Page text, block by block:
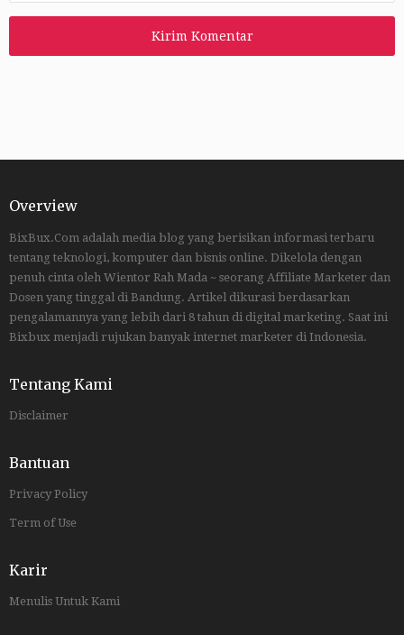
Overview
BixBux.Com adalah media blog yang berisikan informasi terbaru
tentang teknologi, komputer dan bisnis online. Dikelola dengan
penuh cinta oleh Wientor Rah Mada ~ seorang Affiliate Marketer dan
Dosen yang tinggal di Bandung. Artikel dikurasi berdasarkan
pengalamannya yang lebih dari 8 tahun di digital marketing. Saat ini
Bixbux menjadi rujukan banyak internet marketer di Indonesia.
Tentang Kami
Disclaimer
Bantuan
Privacy Policy
Term of Use
Karir
Menulis Untuk Kami